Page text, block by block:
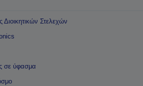
Διοικητικών Στελεχών
σε ύφασμα